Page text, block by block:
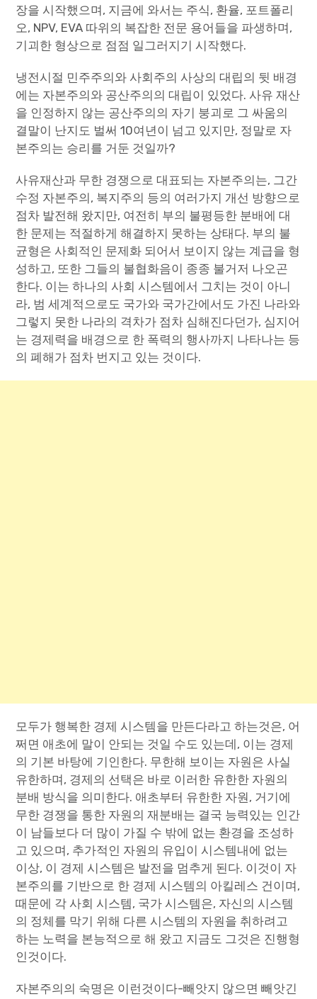
장을 시작했으며, 지금에 와서는 주식, 환율, 포트폴리
오, NPV, EVA 따위의 복잡한 전문 용어들을 파생하며,
기괴한 형상으로 점점 일그러지기 시작했다.
냉전시절 민주주의와 사회주의 사상의 대립의 뒷 배경
에는 자본주의와 공산주의의 대립이 있었다. 사유 재산
을 인정하지 않는 공산주의의 자기 붕괴로 그 싸움의
결말이 난지도 벌써 10여년이 넘고 있지만, 정말로 자
본주의는 승리를 거둔 것일까?
사유재산과 무한 경쟁으로 대표되는 자본주의는, 그간
수정 자본주의, 복지주의 등의 여러가지 개선 방향으로
점차 발전해 왔지만, 여전히 부의 불평등한 분배에 대
한 문제는 적절하게 해결하지 못하는 상태다. 부의 불
균형은 사회적인 문제화 되어서 보이지 않는 계급을 형
성하고, 또한 그들의 불협화음이 종종 불거저 나오곤
한다. 이는 하나의 사회 시스템에서 그치는 것이 아니
라, 범 세계적으로도 국가와 국가간에서도 가진 나라와
그렇지 못한 나라의 격차가 점차 심해진다던가, 심지어
는 경제력을 배경으로 한 폭력의 행사까지 나타나는 등
의 폐해가 점차 번지고 있는 것이다.
모두가 행복한 경제 시스템을 만든다라고 하는것은, 어
쩌면 애초에 말이 안되는 것일 수도 있는데, 이는 경제
의 기본 바탕에 기인한다. 무한해 보이는 자원은 사실
유한하며, 경제의 선택은 바로 이러한 유한한 자원의
분배 방식을 의미한다. 애초부터 유한한 자원, 거기에
무한 경쟁을 통한 자원의 재분배는 결국 능력있는 인간
이 남들보다 더 많이 가질 수 밖에 없는 환경을 조성하
고 있으며, 추가적인 자원의 유입이 시스템내에 없는
이상, 이 경제 시스템은 발전을 멈추게 된다. 이것이 자
본주의를 기반으로 한 경제 시스템의 아킬레스 건이며,
때문에 각 사회 시스템, 국가 시스템은, 자신의 시스템
의 정체를 막기 위해 다른 시스템의 자원을 취하려고
하는 노력을 본능적으로 해 왔고 지금도 그것은 진행형
인것이다.
자본주의의 숙명은 이런것이다-빼앗지 않으면 빼앗긴